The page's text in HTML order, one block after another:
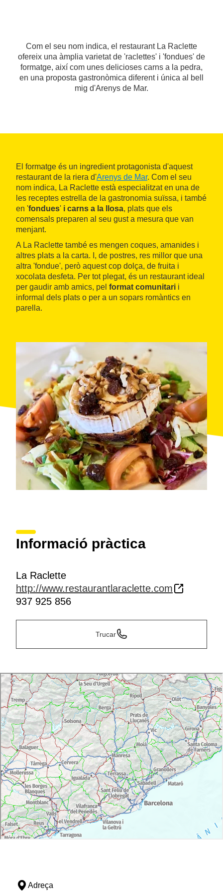
Com el seu nom indica, el restaurant La Raclette
ofereix una àmplia varietat de 'raclettes' i 'fondues' de
formatge, així com unes delicioses carns a la pedra,
en una proposta gastronòmica diferent i única al bell
mig d'Arenys de Mar.
El formatge és un ingredient protagonista d'aquest
restaurant de la riera d'Arenys de Mar. Com el seu
nom indica, La Raclette està especialitzat en una de
les receptes estrella de la gastronomia suïssa, i també
en 'fondues' i carns a la llosa, plats que els
comensals preparen al seu gust a mesura que van
menjant.
A La Raclette també es mengen coques, amanides i
altres plats a la carta. I, de postres, res millor que una
altra 'fondue', però aquest cop dolça, de fruita i
xocolata desfeta. Per tot plegat, és un restaurant ideal
per gaudir amb amics, pel format comunitari i
informal dels plats o per a un sopars romàntics en
parella.
Informació pràctica
La Raclette
http://www.restaurantlaraclette.com
937 925 856
Trucar
Adreça